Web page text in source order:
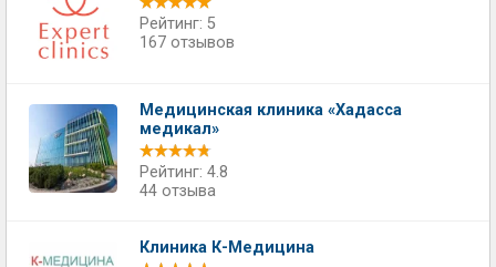
Рейтинг: 5
167 отзывов
Медицинская клиника «Хадасса
медикал»
Рейтинг: 4.8
44 отзыва
Клиника К-Медицина